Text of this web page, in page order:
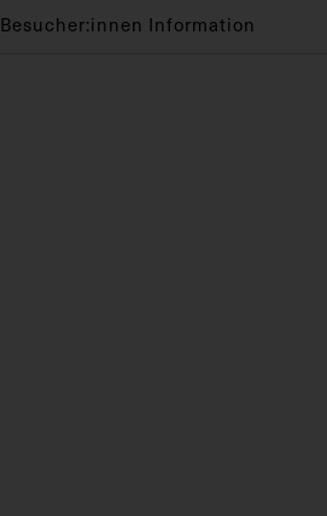
Besucher:innen Information